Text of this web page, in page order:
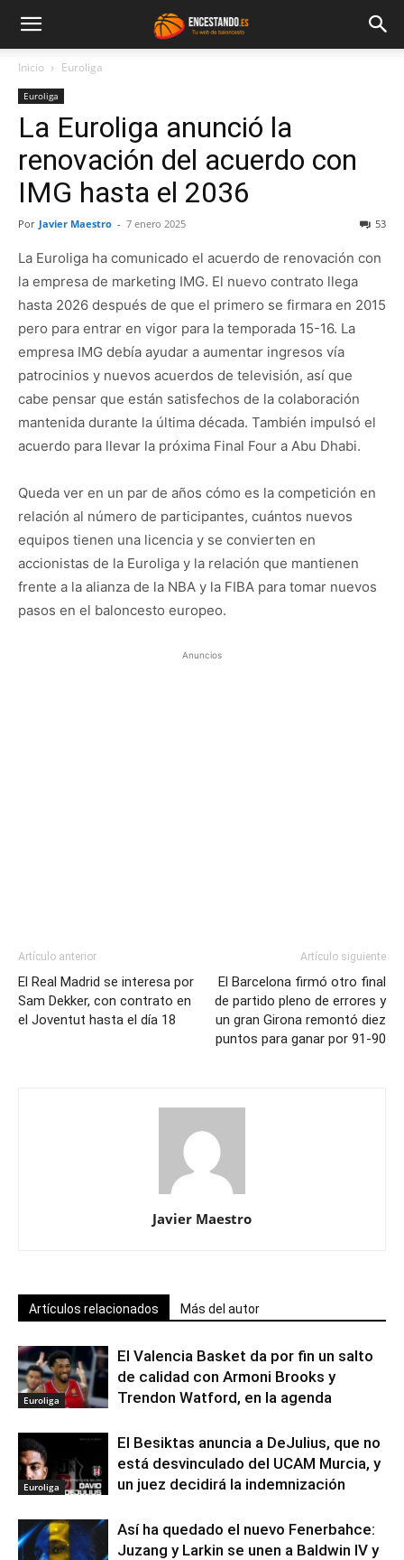
Inicio Euroliga
Euroliga
La Euroliga anunció la
renovación del acuerdo con
IMG hasta el 2036
Por Javier Maestro - 7 enero 2025 53
La Euroliga ha comunicado el acuerdo de renovación con
la empresa de marketing IMG. El nuevo contrato llega
hasta 2026 después de que el primero se firmara en 2015
pero para entrar en vigor para la temporada 15-16. La
empresa IMG debía ayudar a aumentar ingresos vía
patrocinios y nuevos acuerdos de televisión, así que
cabe pensar que están satisfechos de la colaboración
mantenida durante la última década. También impulsó el
acuerdo para llevar la próxima Final Four a Abu Dhabi.
Queda ver en un par de años cómo es la competición en
relación al número de participantes, cuántos nuevos
equipos tienen una licencia y se convierten en
accionistas de la Euroliga y la relación que mantienen
frente a la alianza de la NBA y la FIBA para tomar nuevos
pasos en el baloncesto europeo.
Anuncios
Artículo anterior
El Real Madrid se interesa por
Sam Dekker, con contrato en
el Joventut hasta el día 18
Artículo siguiente
El Barcelona firmó otro final
de partido pleno de errores y
un gran Girona remontó diez
puntos para ganar por 91-90
Javier Maestro
Artículos relacionados Más del autor
Euroliga
El Valencia Basket da por fin un salto
de calidad con Armoni Brooks y
Trendon Watford, en la agenda
Euroliga
El Besiktas anuncia a DeJulius, que no
está desvinculado del UCAM Murcia, y
un juez decidirá la indemnización
Así ha quedado el nuevo Fenerbahce:
Juzang y Larkin se unen a Baldwin IV y